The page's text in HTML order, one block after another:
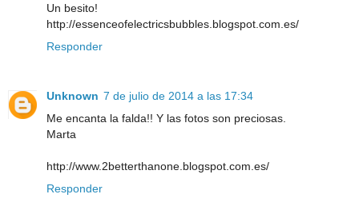
Un besito!
http://essenceofelectricsbubbles.blogspot.com.es/
Responder
Unknown 7 de julio de 2014 a las 17:34
Me encanta la falda!! Y las fotos son preciosas.
Marta
http://www.2betterthanone.blogspot.com.es/
Responder